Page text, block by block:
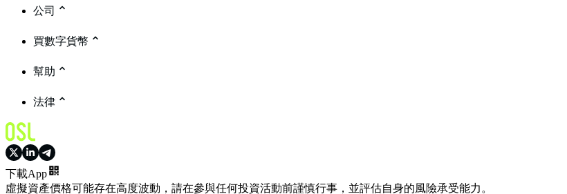
公司
買數字貨幣
幫助
法律
下載App
虛擬資產價格可能存在高度波動，請在參與任何投資活動前謹慎行事，並評估自身的風險承受能力。